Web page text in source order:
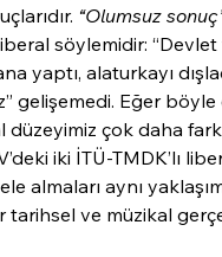
“Olumsuz
söylemidir: “Devlet
yaptı, alaturkayı
gelişemedi. Eğer böyle
düzeyimiz çok daha
iki İTÜ-TMDK’lı
almaları aynı
tarihsel ve müzikal